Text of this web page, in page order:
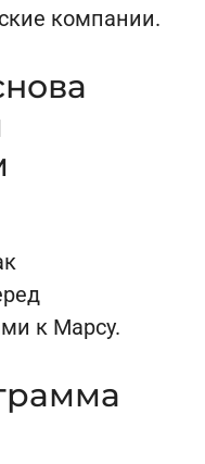
компании.
к Марсу.